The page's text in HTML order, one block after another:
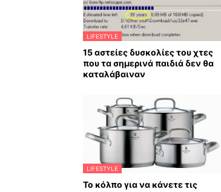
LIFESTYLE
15 αστείες δυσκολίες του χτες
που τα σημερινά παιδιά δεν θα
καταλάβαιναν
LIFESTYLE
Το κόλπο για να κάνετε τις